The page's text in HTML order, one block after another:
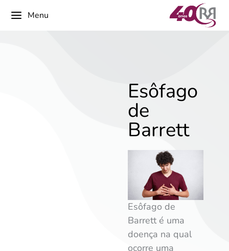
Menu
Esôfago
de
Barrett
Esôfago de
Barrett é uma
doença na qual
ocorre uma